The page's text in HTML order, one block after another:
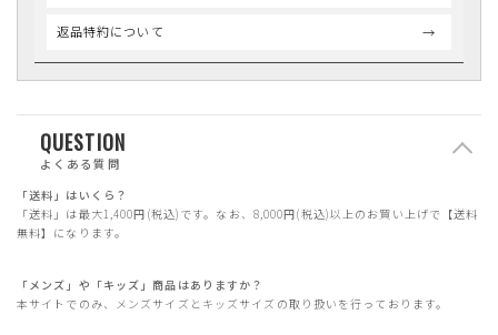
返品特約について
QUESTION
よくある質問
「送料」はいくら？
「送料」は最大1,400円(税込)です。なお、8,000円(税込)以上のお買い上げで【送料
無料】になります。
「メンズ」や「キッズ」商品はありますか？
本サイトでのみ、メンズサイズとキッズサイズの取り扱いを行っております。